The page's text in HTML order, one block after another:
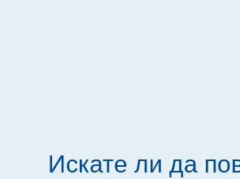
Искате ли да